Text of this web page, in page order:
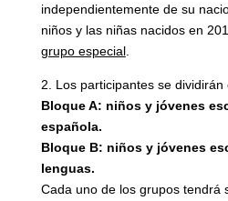
independientemente de su
niños y las niñas nacidos en
grupo especial.
2. Los participantes se dividirán
Bloque A: niños y jóvenes
española.
Bloque B: niños y jóvenes
lenguas.
Cada uno de los grupos tendrá